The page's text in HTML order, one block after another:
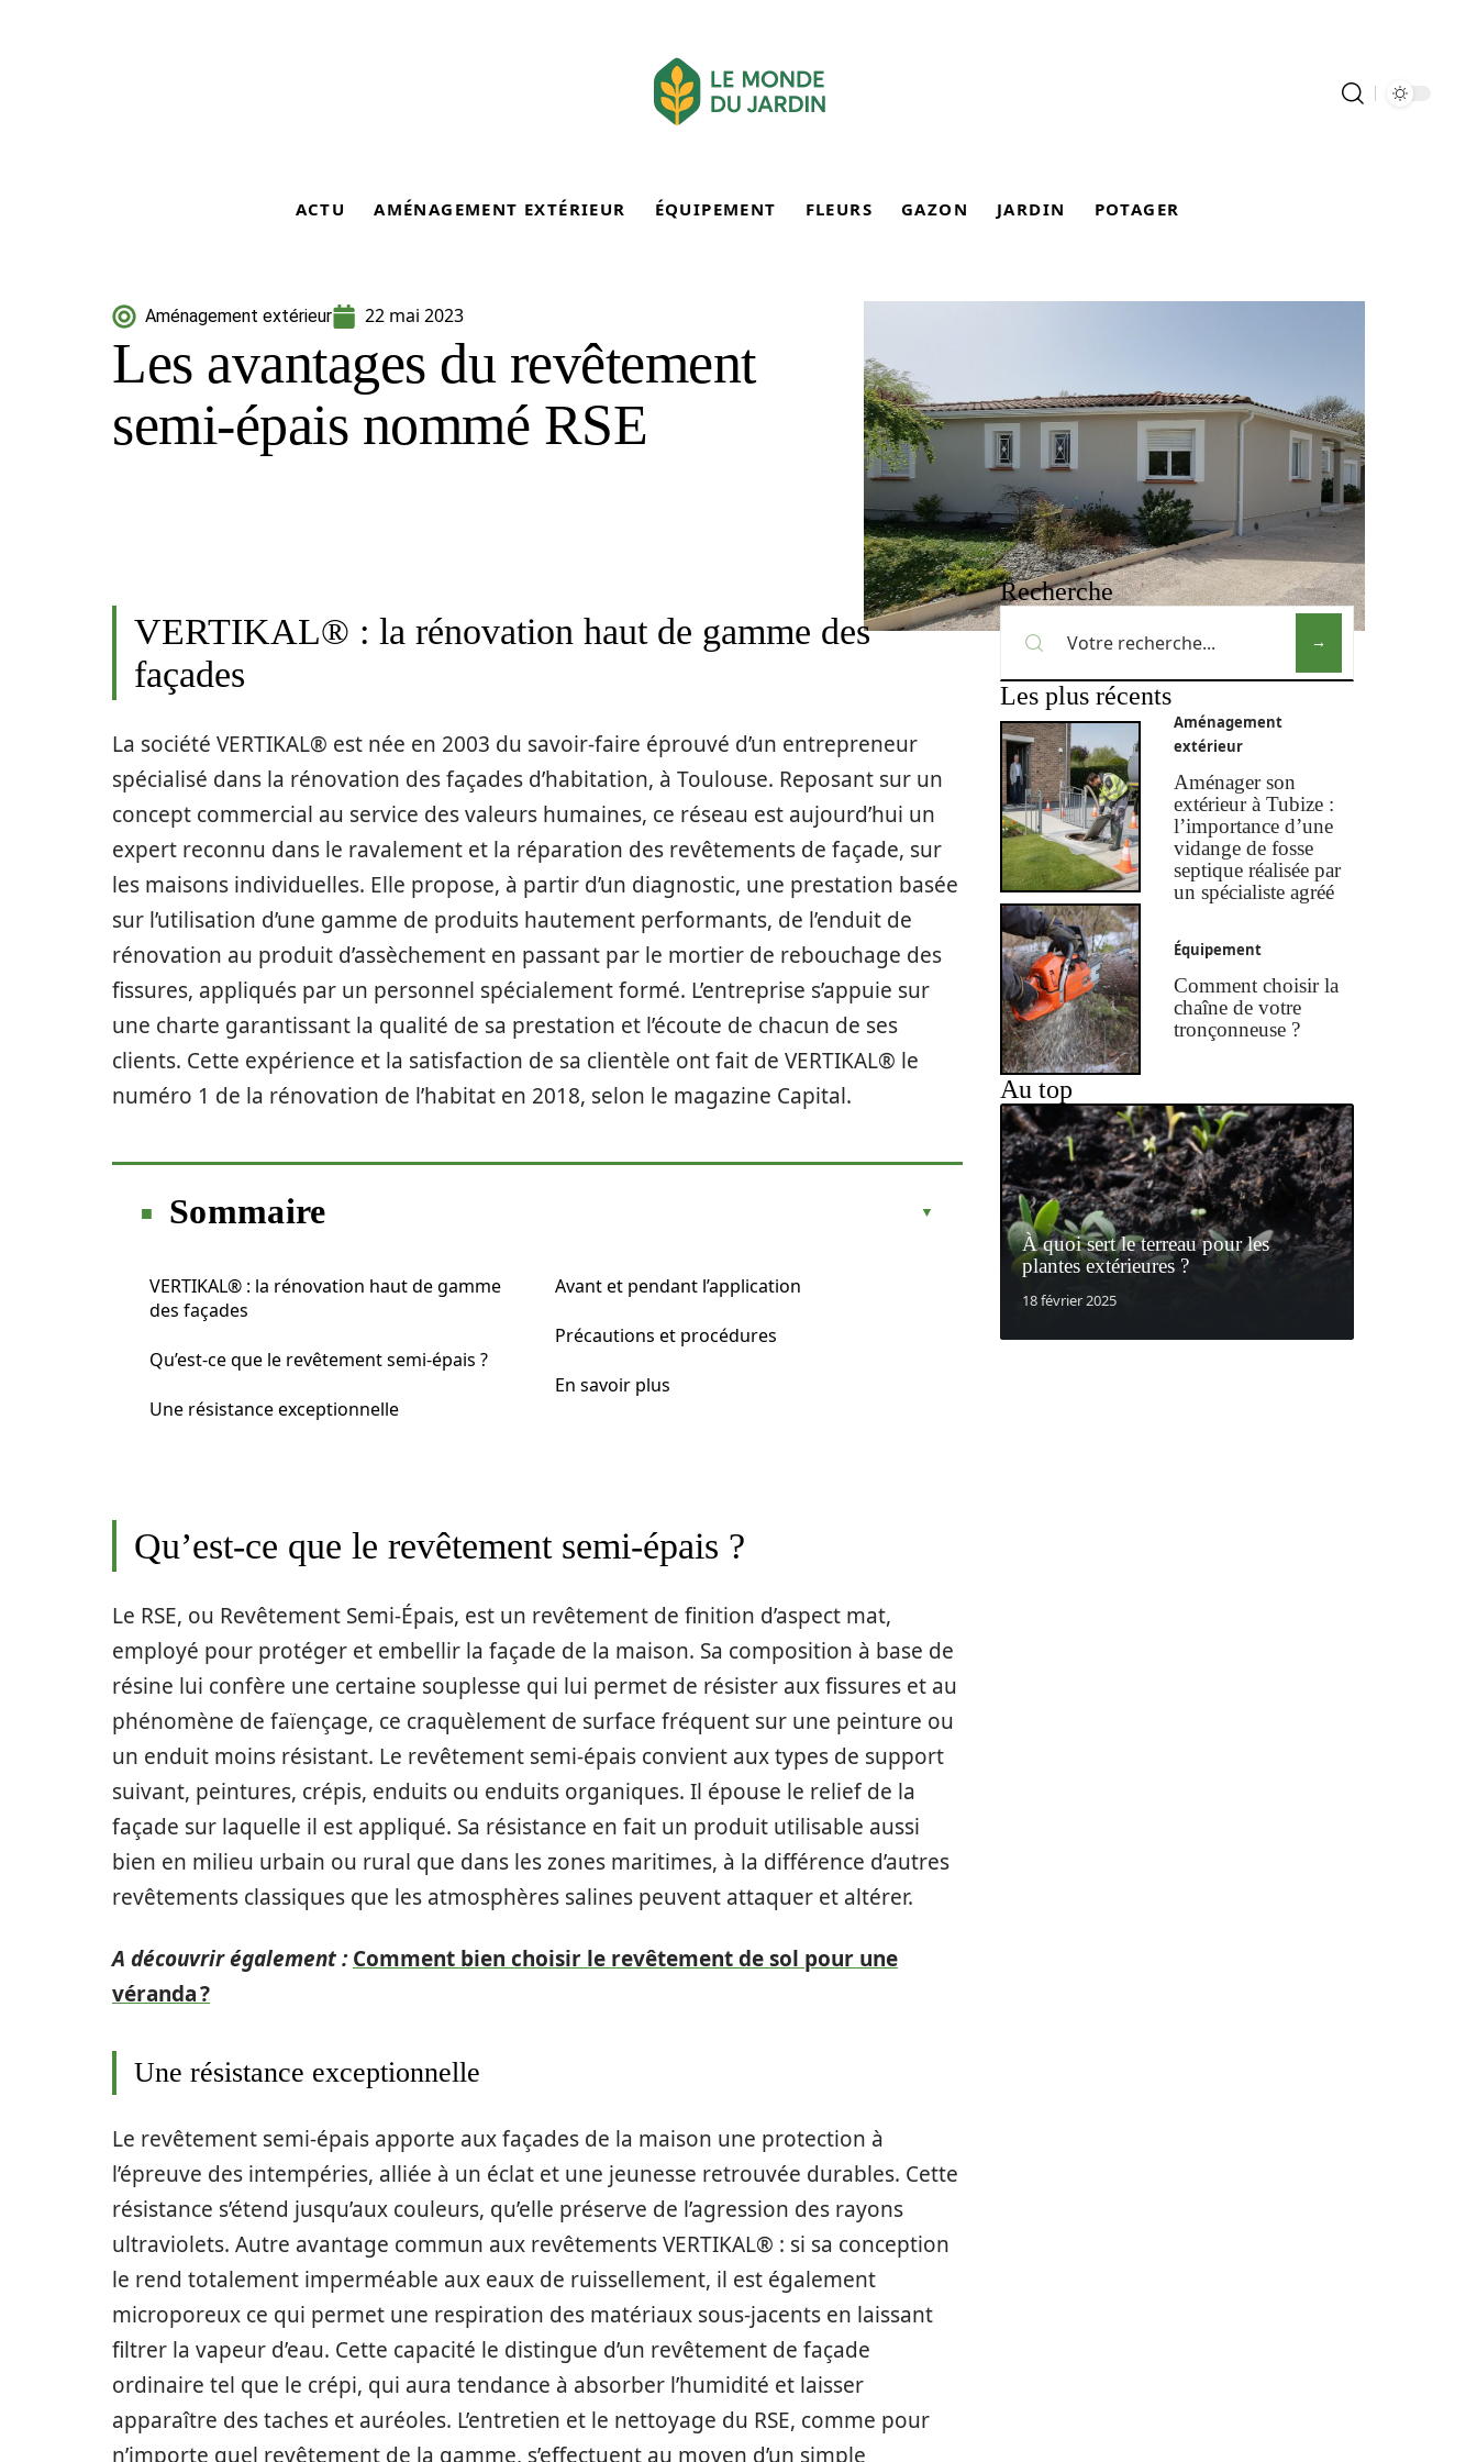
ACTU AMÉNAGEMENT EXTÉRIEUR ÉQUIPEMENT FLEURS GAZON JARDIN POTAGER
Aménagement extérieur 22 mai 2023
Les avantages du revêtement
semi-épais nommé RSE
VERTIKAL® : la rénovation haut de gamme des
façades
La société VERTIKAL® est née en 2003 du savoir-faire éprouvé d’un entrepreneur
spécialisé dans la rénovation des façades d’habitation, à Toulouse. Reposant sur un
concept commercial au service des valeurs humaines, ce réseau est aujourd’hui un
expert reconnu dans le ravalement et la réparation des revêtements de façade, sur
les maisons individuelles. Elle propose, à partir d’un diagnostic, une prestation basée
sur l’utilisation d’une gamme de produits hautement performants, de l’enduit de
rénovation au produit d’assèchement en passant par le mortier de rebouchage des
fissures, appliqués par un personnel spécialement formé. L’entreprise s’appuie sur
une charte garantissant la qualité de sa prestation et l’écoute de chacun de ses
clients. Cette expérience et la satisfaction de sa clientèle ont fait de VERTIKAL® le
numéro 1 de la rénovation de l’habitat en 2018, selon le magazine Capital.
Sommaire
VERTIKAL® : la rénovation haut de gamme
des façades
Qu’est-ce que le revêtement semi-épais ?
Une résistance exceptionnelle
Avant et pendant l’application
Précautions et procédures
En savoir plus
Qu’est-ce que le revêtement semi-épais ?
Le RSE, ou Revêtement Semi-Épais, est un revêtement de finition d’aspect mat,
employé pour protéger et embellir la façade de la maison. Sa composition à base de
résine lui confère une certaine souplesse qui lui permet de résister aux fissures et au
phénomène de faïençage, ce craquèlement de surface fréquent sur une peinture ou
un enduit moins résistant. Le revêtement semi-épais convient aux types de support
suivant, peintures, crépis, enduits ou enduits organiques. Il épouse le relief de la
façade sur laquelle il est appliqué. Sa résistance en fait un produit utilisable aussi
bien en milieu urbain ou rural que dans les zones maritimes, à la différence d’autres
revêtements classiques que les atmosphères salines peuvent attaquer et altérer.
A découvrir également : Comment bien choisir le revêtement de sol pour une
véranda ?
Une résistance exceptionnelle
Le revêtement semi-épais apporte aux façades de la maison une protection à
l’épreuve des intempéries, alliée à un éclat et une jeunesse retrouvée durables. Cette
résistance s’étend jusqu’aux couleurs, qu’elle préserve de l’agression des rayons
ultraviolets. Autre avantage commun aux revêtements VERTIKAL® : si sa conception
le rend totalement imperméable aux eaux de ruissellement, il est également
microporeux ce qui permet une respiration des matériaux sous-jacents en laissant
filtrer la vapeur d’eau. Cette capacité le distingue d’un revêtement de façade
ordinaire tel que le crépi, qui aura tendance à absorber l’humidité et laisser
apparaître des taches et auréoles. L’entretien et le nettoyage du RSE, comme pour
n’importe quel revêtement de la gamme, s’effectuent au moyen d’un simple
Recherche
Les plus récents
Aménagement
extérieur
Aménager son
extérieur à Tubize :
l’importance d’une
vidange de fosse
septique réalisée par
un spécialiste agréé
Équipement
Comment choisir la
chaîne de votre
tronçonneuse ?
Au top
À quoi sert le terreau pour les
plantes extérieures ?
18 février 2025